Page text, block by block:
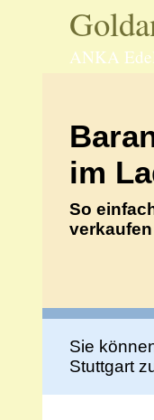
ANKA
im
So
verkaufen
Sie
Stuttgart